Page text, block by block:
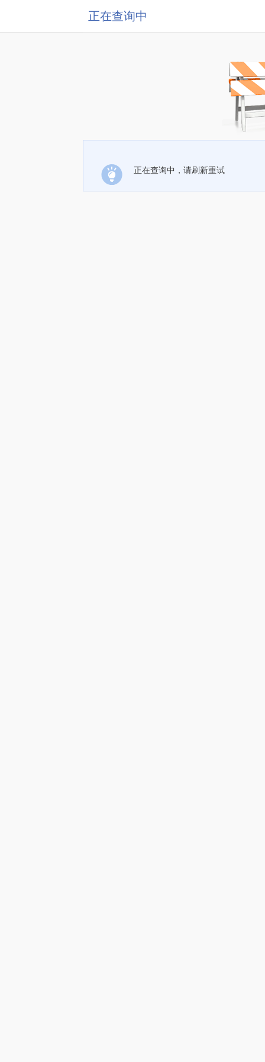
正在查询中
正在查询中，请刷新重试